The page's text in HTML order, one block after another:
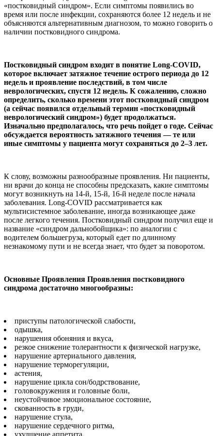
«постковидный синдром». Если симптомы появились во
время или после инфекции, сохраняются более 12 недель и не
объясняются альтернативным диагнозом, то можно говорить о
наличии постковидного синдрома.
Постковидный синдром входит в понятие Long-COVID,
которое включает затяжное течение острого периода до 12
недель и проявление последствий, в том числе
неврологических, спустя 12 недель. К сожалению, сложно
определить, сколько времени этот постковидный синдром
(а сейчас появился отдельный термин «постковидный
неврологический синдром») будет продолжаться.
Изначально предполагалось, что речь пойдет о годе. Сейчас
обсуждается вероятность затяжного течения — те или
иные симптомы у пациента могут сохраняться до 2–3 лет.
К слову, возможны разнообразные проявления. Ни пациенты,
ни врачи до конца не способны предсказать, какие симптомы
могут возникнуть на 14-й, 15-й, 16-й неделе после начала
заболевания. Long-COVID рассматривается как
мультисистемное заболевание, иногда возникающее даже
после легкого течения. Постковидный синдром получил еще и
название «синдром дальнобойщика»: по аналогии с
водителем большегруза, который едет по длинному
незнакомому пути и не всегда знает, что будет за поворотом.
Основные Проявления Проявления постковидного
синдрома достаточно многообразны:
приступы патологической слабости,
одышка,
нарушения обоняния и вкуса,
резкое снижение толерантности к физической нагрузке,
нарушение артериального давления,
нарушение терморегуляции,
астения,
нарушение цикла сон/бодрствование,
головокружения и головные боли,
неустойчивое эмоциональное состояние,
скованность в груди,
нарушение стула,
нарушение сердечного ритма,